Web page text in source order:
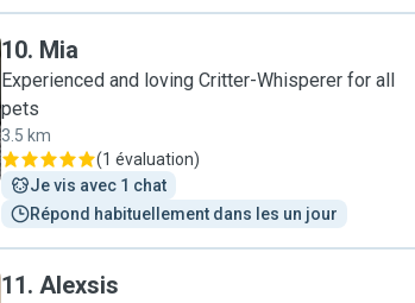
10. Mia
Experienced and loving Critter-Whisperer for all
pets
3.5 km
(1 évaluation)
Je vis avec 1 chat
Répond habituellement dans les un jour
11. Alexsis